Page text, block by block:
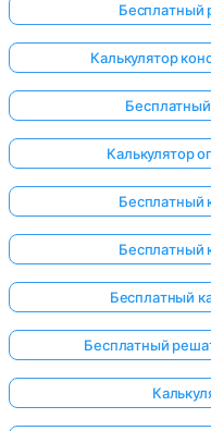
Бесплатный
Калькулятор
Калькулятор
Бесплатный
Бесплатный
Бесплатный
Бесплатный